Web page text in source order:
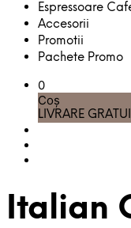
Espressoare
Accesorii
Promotii
Pachete Promo
0
Coș
LIVRARE
Italian